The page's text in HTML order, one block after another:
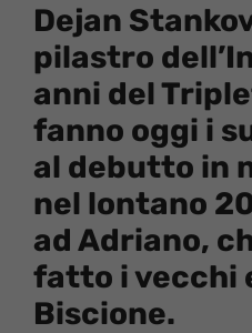
Dejan
pilastro
anni del
fanno oggi i
al debutto in
nel lontano
ad Adriano,
fatto i vecchi
Biscione.